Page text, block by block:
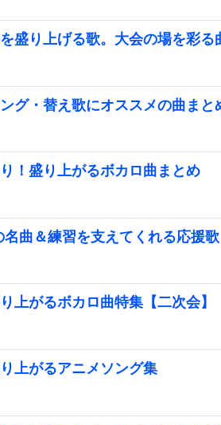
盛り上げる歌。大会の場を彩る
グ・替え歌にオススメの曲まと
！盛り上がるボカロ曲まとめ
名曲＆練習を支えてくれる応援歌
上がるボカロ曲特集【二次会】
上がるアニメソング集